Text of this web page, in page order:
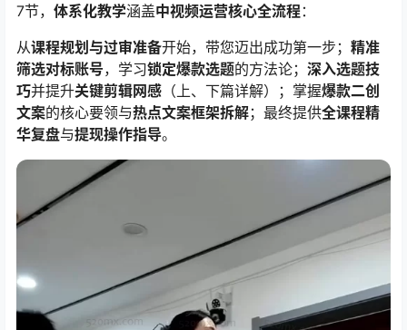
7节，​ 体系化教学涵盖中视频运营核心全流程​：
从课程规划与过审准备开始，带您迈出成功第一步； 精准
筛选对标账号，学习锁定爆款选题的方法论； 深入选题技
巧并提升关键剪辑网感 ​（上、下篇详解）；掌握爆款二创
文案的核心要领与热点文案框架拆解；最终提供全课程精
华复盘与提现操作指导。